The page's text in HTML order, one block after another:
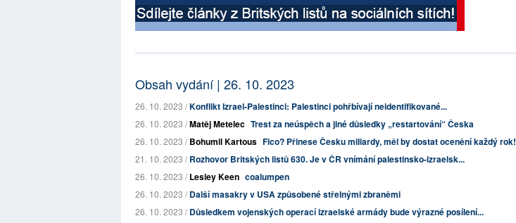
Obsah vydání | 26. 10. 2023
26. 10. 2023 /Konflikt Izrael-Palestinci: Palestinci pohřbívají neidentifikované...
26. 10. 2023 /Matěj Metelec Trest za neúspěch a jiné důsledky „restartování“ Česka
26. 10. 2023 /Bohumil Kartous Fico? Přinese Česku miliardy, měl by dostat ocenění každý rok!
21. 10. 2023 /Rozhovor Britských listů 630. Je v ČR vnímání palestinsko-izraelsk...
26. 10. 2023 /Lesley Keen coalumpen
26. 10. 2023 /Další masakry v USA způsobené střelnými zbraněmi
26. 10. 2023 /Důsledkem vojenských operací izraelské armády bude výrazné posílení...